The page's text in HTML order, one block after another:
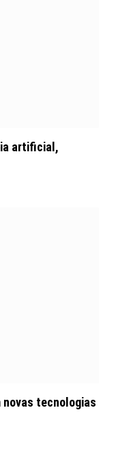
artificial,
tecnologias